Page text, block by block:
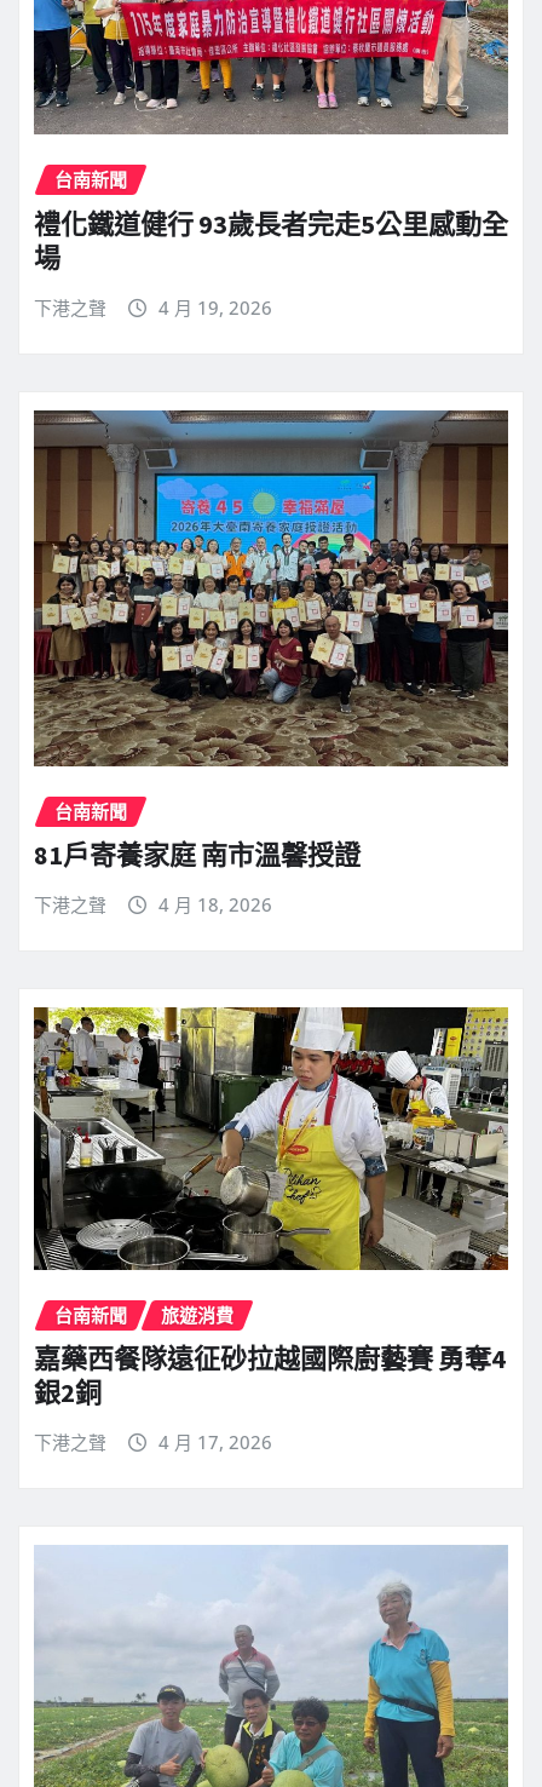
台南新聞
禮化鐵道健行 93歲長者完走5公里感動全
場
下港之聲 4 月 19, 2026
台南新聞
81戶寄養家庭 南市溫馨授證
下港之聲 4 月 18, 2026
台南新聞 旅遊消費
嘉藥西餐隊遠征砂拉越國際廚藝賽 勇奪4
銀2銅
下港之聲 4 月 17, 2026